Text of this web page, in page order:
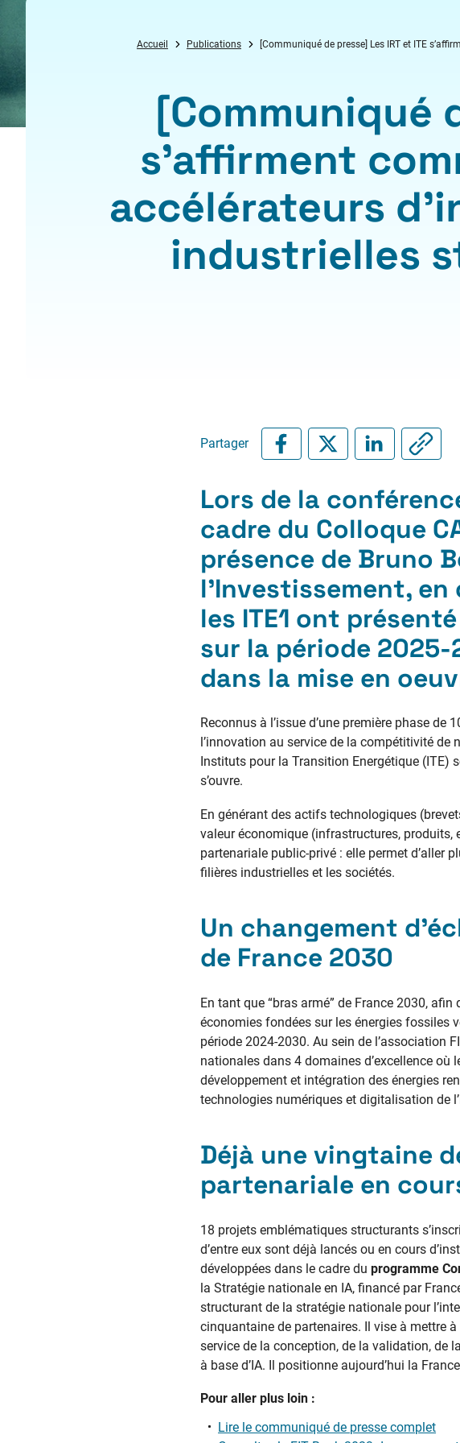
Accueil Publications [Communiqué de presse] Les IRT et ITE
[Communiqué
s’affirment
accélérateurs
industrielles
Partager
Lors de la
cadre du Colloque
présence de Bruno
l’Investissement, en
les ITE1 ont
sur la période
dans la mise en
Reconnus à l’issue d’une première phase
l’innovation au service de la compétitivité de
Instituts pour la Transition Energétique (ITE)
s’ouvre.
En générant des actifs technologiques
valeur économique (infrastructures,
partenariale public-privé : elle permet d’aller
filières industrielles et les sociétés.
Un changement
de France 2030
En tant que “bras armé” de France 2030,
économies fondées sur les énergies fossiles
période 2024-2030. Au sein de l’association
nationales dans 4 domaines d’excellence
développement et intégration des énergies
technologies numériques et digitalisation de
Déjà une vingtaine
partenariale en
18 projets emblématiques structurants
d’entre eux sont déjà lancés ou en cours
développées dans le cadre du programme
la Stratégie nationale en IA, financé par
structurant de la stratégie nationale pour
cinquantaine de partenaires. Il vise à mettre
service de la conception, de la validation, de
à base d’IA. Il positionne aujourd’hui la
Pour aller plus loin :
Lire le communiqué de presse complet